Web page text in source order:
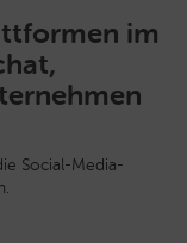
im
Social-Media-